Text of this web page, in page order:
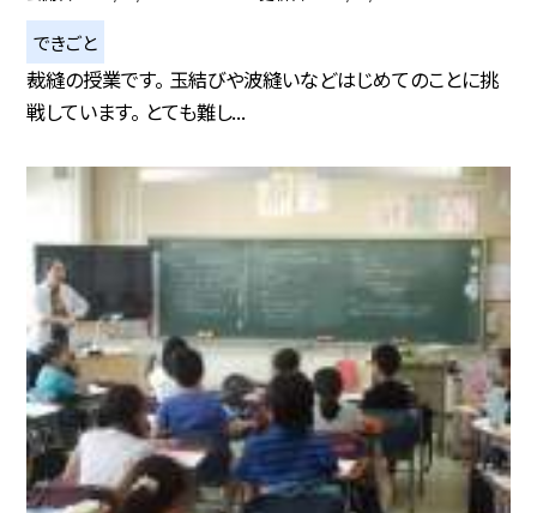
できごと
裁縫の授業です。 玉結びや波縫いなどはじめてのことに挑
戦しています。 とても難し...